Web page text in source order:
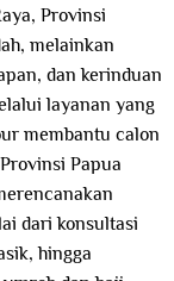
Provinsi
melainkan
dan kerinduan
layanan yang
membantu calon
Papua
dari konsultasi
hingga